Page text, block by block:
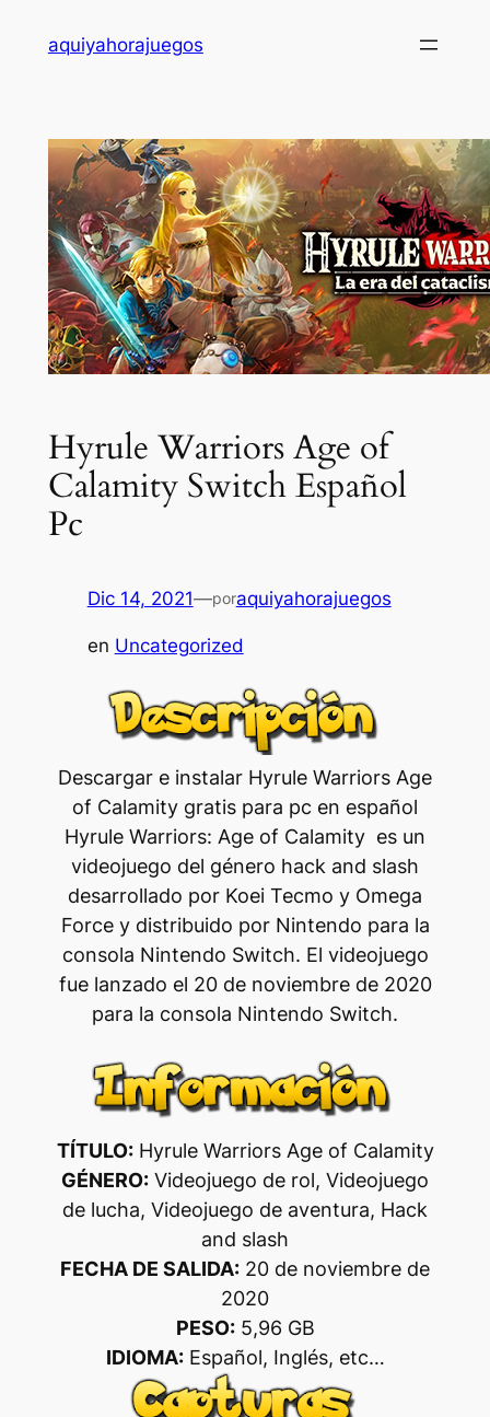
aquiyahorajuegos
Hyrule Warriors Age of
Calamity Switch Español
Pc
Dic 14, 2021—poraquiyahorajuegos
en Uncategorized
Descargar e instalar Hyrule Warriors Age
of Calamity gratis para pc en español
Hyrule Warriors: Age of Calamity ​​ es un
videojuego del género hack and slash
desarrollado por Koei Tecmo y Omega
Force y distribuido por Nintendo para la
consola Nintendo Switch.​ El videojuego
fue lanzado el 20 de noviembre de 2020
para la consola Nintendo Switch.
TÍTULO:Hyrule Warriors Age of Calamity
GÉNERO: Videojuego de rol, Videojuego
de lucha, Videojuego de aventura, Hack
and slash
FECHA DE SALIDA: 20 de noviembre de
2020
PESO:5,96 GB
IDIOMA:Español, Inglés, etc…